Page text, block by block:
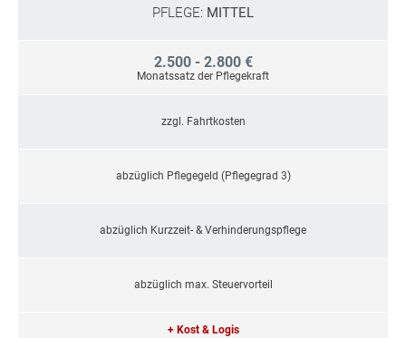
PFLEGE: MITTEL
2.500 - 2.800 €
Monatssatz der Pflegekraft
zzgl. Fahrtkosten
abzüglich Pflegegeld (Pflegegrad 3)
abzüglich Kurzzeit- & Verhinderungspflege
abzüglich max. Steuervorteil
+ Kost & Logis